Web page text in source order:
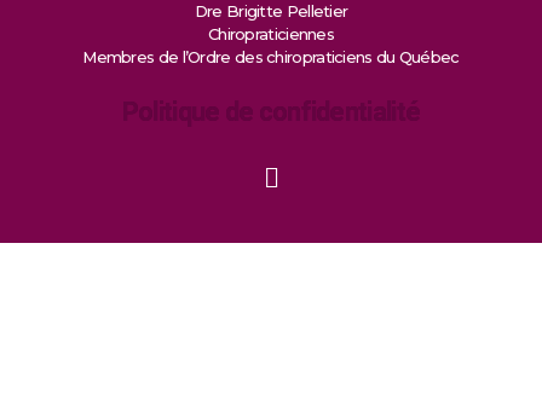
Dre Brigitte Pelletier
Chiropraticiennes
Membres de l’Ordre des chiropraticiens du Québec
Politique de confidentialité